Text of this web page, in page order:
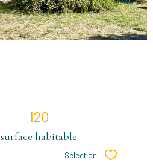
120
surface habitable
Sélection